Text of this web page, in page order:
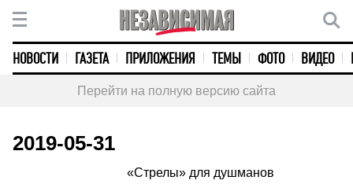
НОВОСТИ ГАЗЕТА ПРИЛОЖЕНИЯ ТЕМЫ ФОТО ВИДЕО
Перейти на полную версию сайта
2019-05-31
«Стрелы» для душманов